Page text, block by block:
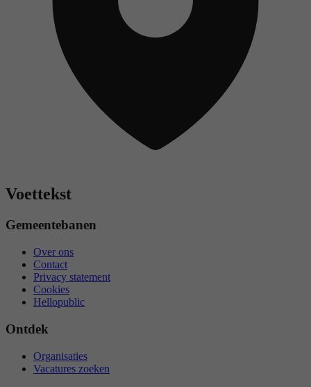
Voettekst
Gemeentebanen
Over ons
Contact
Privacy statement
Cookies
Hellopublic
Ontdek
Organisaties
Vacatures zoeken